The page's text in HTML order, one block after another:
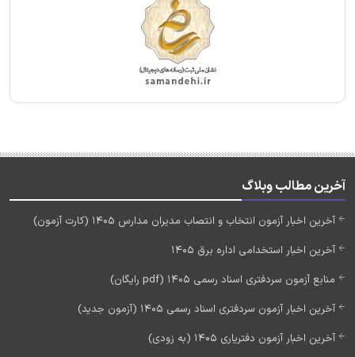
آخرین مطالب وبلاگ
آخرین اخبار آزمون انتخاب و انتصاب مدیران مدارس 1405 (کارت آزمون)
آخرین اخبار استخدامی اداره برق 1405
منابع آزمون سردفتری اسناد رسمی 1405 (pdf رایگان)
آخرین اخبار آزمون سردفتری اسناد رسمی 1405 (آزمون جدید)
آخرین اخبار آزمون دفتریاری 1405 (به زودی)